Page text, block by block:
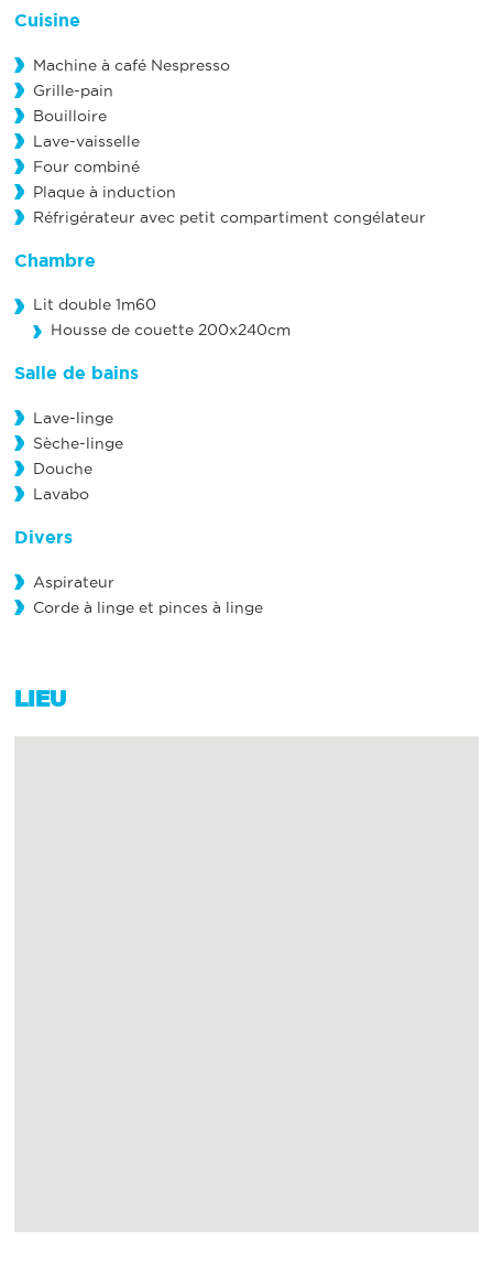
Cuisine
Machine à café Nespresso
Grille-pain
Bouilloire
Lave-vaisselle
Four combiné
Plaque à induction
Réfrigérateur avec petit compartiment congélateur
Chambre
Lit double 1m60
Housse de couette 200x240cm
Salle de bains
Lave-linge
Sèche-linge
Douche
Lavabo
Divers
Aspirateur
Corde à linge et pinces à linge
LIEU